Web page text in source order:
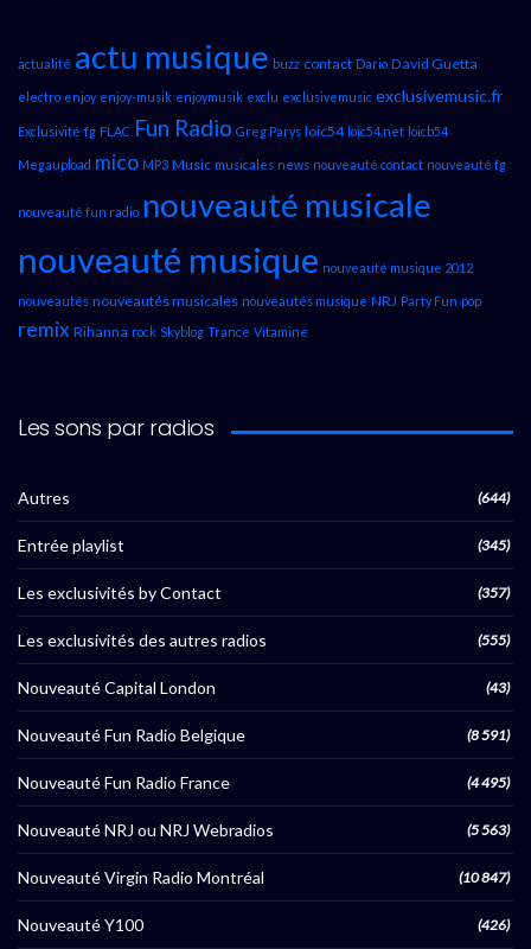
actualité actu musique buzz contact Dario David Guetta
electro enjoy enjoy-musik enjoymusik exclu exclusivemusic exclusivemusic.fr
Exclusivité fg FLAC Fun Radio Greg Parys loic54 loic54.net loicb54
Megaupload mico MP3 Music musicales news nouveauté contact nouveauté fg
nouveauté fun radio nouveauté musicale
nouveauté musique nouveauté musique 2012
nouveautés nouveautés musicales nouveautés musique NRJ Party Fun pop
remix Rihanna rock Skyblog Trance Vitamine
Les sons par radios
Autres (644)
Entrée playlist (345)
Les exclusivités by Contact (357)
Les exclusivités des autres radios (555)
Nouveauté Capital London (43)
Nouveauté Fun Radio Belgique (8 591)
Nouveauté Fun Radio France (4 495)
Nouveauté NRJ ou NRJ Webradios (5 563)
Nouveauté Virgin Radio Montréal (10 847)
Nouveauté Y100 (426)